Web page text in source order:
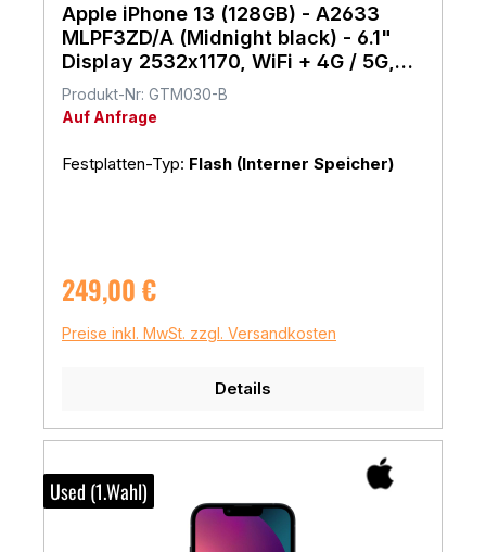
Apple iPhone 13 (128GB) - A2633
MLPF3ZD/A (Midnight black) - 6.1"
Display 2532x1170, WiFi + 4G / 5G,
iOS 17
Produkt-Nr: GTM030-B
Auf Anfrage
Festplatten-Typ: Flash (Interner Speicher)
Regulärer Preis:
249,00 €
Preise inkl. MwSt. zzgl. Versandkosten
Details
Used (1.Wahl)